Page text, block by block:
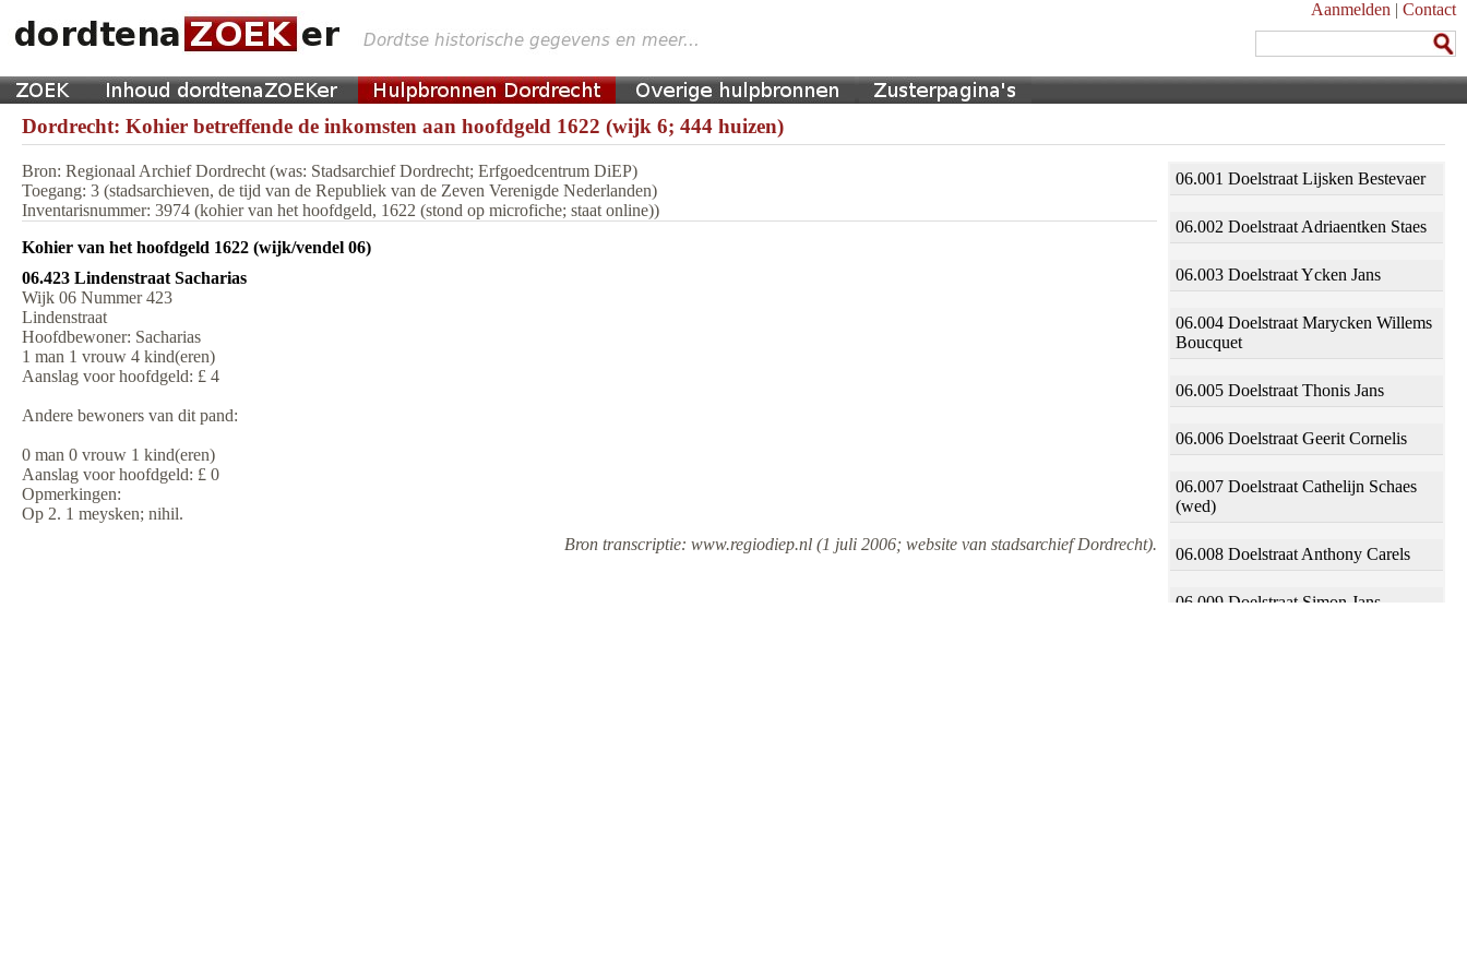
Aanmelden | Contact
Dordrecht: Kohier betreffende de inkomsten aan hoofdgeld 1622 (wijk 6; 444 huizen)
06.001 Doelstraat Lijsken Bestevaer
06.002 Doelstraat Adriaentken Staes
06.003 Doelstraat Ycken Jans
06.004 Doelstraat Marycken Willems
Boucquet
06.005 Doelstraat Thonis Jans
06.006 Doelstraat Geerit Cornelis
06.007 Doelstraat Cathelijn Schaes
(wed)
06.008 Doelstraat Anthony Carels
06.009 Doelstraat Simon Jans
Bron: Regionaal Archief Dordrecht (was: Stadsarchief Dordrecht; Erfgoedcentrum DiEP)
Toegang: 3 (stadsarchieven, de tijd van de Republiek van de Zeven Verenigde Nederlanden)
Inventarisnummer: 3974 (kohier van het hoofdgeld, 1622 (stond op microfiche; staat online))
Kohier van het hoofdgeld 1622 (wijk/vendel 06)
06.423 Lindenstraat Sacharias
Wijk 06 Nummer 423
Lindenstraat
Hoofdbewoner: Sacharias
1 man 1 vrouw 4 kind(eren)
Aanslag voor hoofdgeld: £ 4
Andere bewoners van dit pand:
0 man 0 vrouw 1 kind(eren)
Aanslag voor hoofdgeld: £ 0
Opmerkingen:
Op 2. 1 meysken; nihil.
Bron transcriptie: www.regiodiep.nl (1 juli 2006; website van stadsarchief Dordrecht).